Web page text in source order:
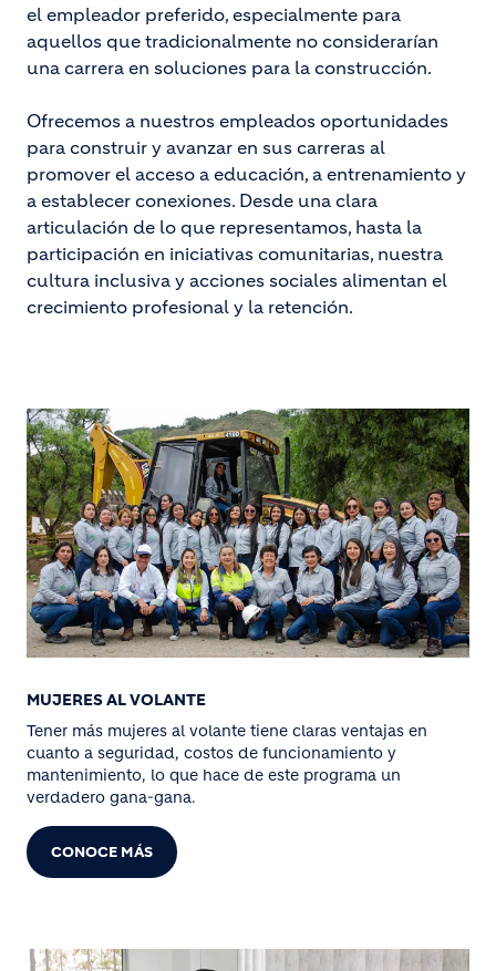
el empleador preferido, especialmente para
aquellos que tradicionalmente no considerarían
una carrera en soluciones para la construcción.
Ofrecemos a nuestros empleados oportunidades
para construir y avanzar en sus carreras al
promover el acceso a educación, a entrenamiento y
a establecer conexiones. Desde una clara
articulación de lo que representamos, hasta la
participación en iniciativas comunitarias, nuestra
cultura inclusiva y acciones sociales alimentan el
crecimiento profesional y la retención.
MUJERES AL VOLANTE
Tener más mujeres al volante tiene claras ventajas en
cuanto a seguridad, costos de funcionamiento y
mantenimiento, lo que hace de este programa un
verdadero gana-gana.
CONOCE MÁS